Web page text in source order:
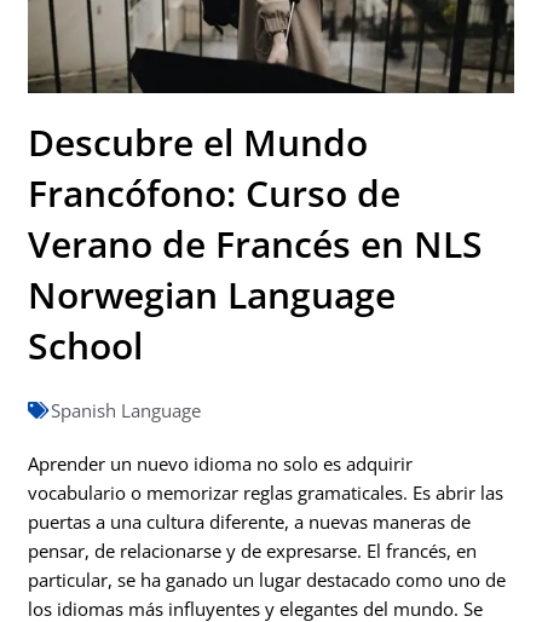
Descubre el Mundo
Francófono: Curso de
Verano de Francés en NLS
Norwegian Language
School
Spanish Language
Aprender un nuevo idioma no solo es adquirir
vocabulario o memorizar reglas gramaticales. Es abrir las
puertas a una cultura diferente, a nuevas maneras de
pensar, de relacionarse y de expresarse. El francés, en
particular, se ha ganado un lugar destacado como uno de
los idiomas más influyentes y elegantes del mundo. Se